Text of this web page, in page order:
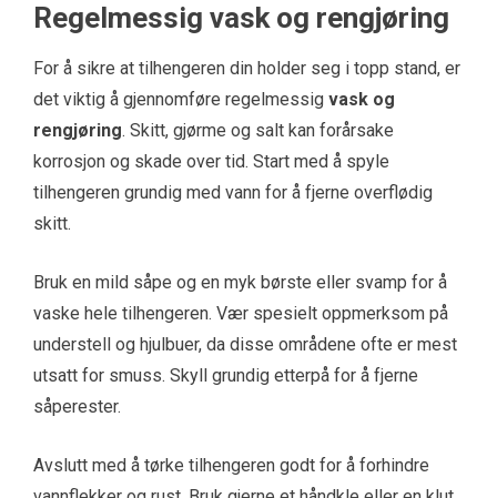
Regelmessig vask og rengjøring
For å sikre at tilhengeren din holder seg i topp stand, er
det viktig å gjennomføre regelmessig vask og
rengjøring. Skitt, gjørme og salt kan forårsake
korrosjon og skade over tid. Start med å spyle
tilhengeren grundig med vann for å fjerne overflødig
skitt.
Bruk en mild såpe og en myk børste eller svamp for å
vaske hele tilhengeren. Vær spesielt oppmerksom på
understell og hjulbuer, da disse områdene ofte er mest
utsatt for smuss. Skyll grundig etterpå for å fjerne
såperester.
Avslutt med å tørke tilhengeren godt for å forhindre